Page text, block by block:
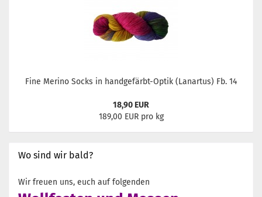
Fine Merino Socks in handgefärbt-Optik (Lanartus) Fb. 14
18,90 EUR
189,00 EUR pro kg
Wo sind wir bald?
Wir freuen uns, euch auf folgenden